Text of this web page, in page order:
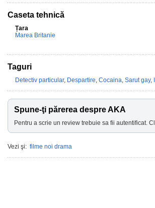
Caseta tehnică
Țara
Marea Britanie
Taguri
Detectiv particular, Despartire, Cocaina, Sarut gay,
Spune-ţi părerea despre AKA
Pentru a scrie un review trebuie sa fii autentificat.
Vezi şi: filme noi drama